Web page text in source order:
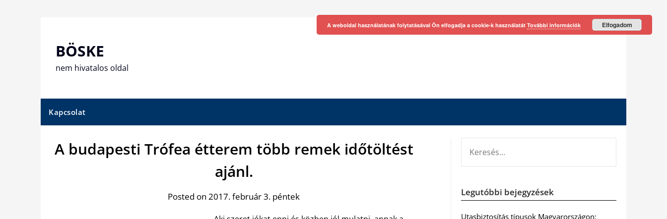
BÖSKE
nem hivatalos oldal
Kapcsolat
A budapesti Trófea étterem több remek időtöltést
ajánl.
Posted on 2017. február 3. péntek Legutóbbi bejegyzések
Utasbiztosítás típusok Magyarországon:
A weboldal használatának folytatásával Ön elfogadja a cookie-k használatát További információk Elfogadom